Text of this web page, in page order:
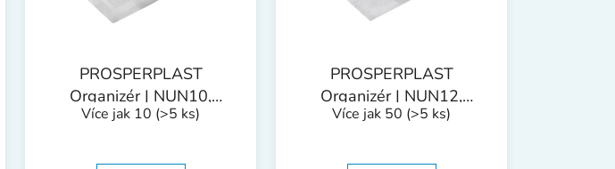
PROSPERPLAST
Organizér | NUN10,
245x135x85 mm
Více jak 10 (>5 ks)
PROSPERPLAST
Organizér | NUN12,
295x180x85 mm
Více jak 50 (>5 ks)